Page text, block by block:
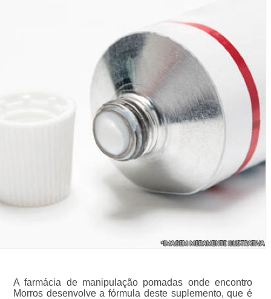
A farmácia de manipulação pomadas onde encontro
Morros desenvolve a fórmula deste suplemento, que é